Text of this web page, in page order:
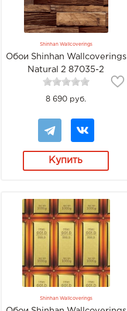
Shinhan Wallcoverings
Обои Shinhan Wallcoverings
Natural 2 87035-2
8 690 руб.
Купить
Shinhan Wallcoverings